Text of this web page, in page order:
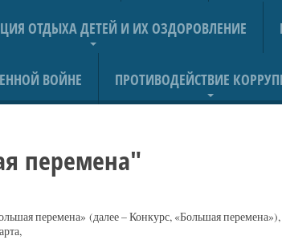
ОТДЫХА ДЕТЕЙ И ИХ ОЗДОРОВЛЕНИЕ
ВОЙНЕ ПРОТИВОДЕЙСТВИЕ
перемена"
перемена» (далее – Конкурс, «Большая